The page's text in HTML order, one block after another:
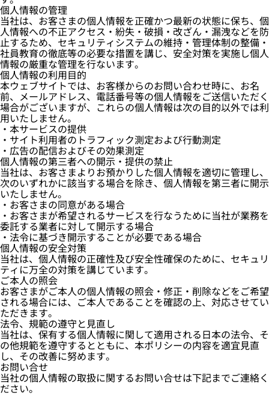
個人情報の管理
当社は、お客さまの個人情報を正確かつ最新の状態に保ち、個
人情報への不正アクセス・紛失・破損・改ざん・漏洩などを防
止するため、セキュリティシステムの維持・管理体制の整備・
社員教育の徹底等の必要な措置を講じ、安全対策を実施し個人
情報の厳重な管理を行ないます。
個人情報の利用目的
本ウェブサイトでは、お客様からのお問い合わせ時に、お名
前、メールアドレス、電話番号等の個人情報をご送信いただく
場合がございますが、これらの個人情報は次の目的以外では利
用いたしません。
・本サービスの提供
・サイト利用者のトラフィック測定および行動測定
・広告の配信およびその効果測定
個人情報の第三者への開示・提供の禁止
当社は、お客さまよりお預かりした個人情報を適切に管理し、
次のいずれかに該当する場合を除き、個人情報を第三者に開示
いたしません。
・お客さまの同意がある場合
・お客さまが希望されるサービスを行なうために当社が業務を
委託する業者に対して開示する場合
・法令に基づき開示することが必要である場合
個人情報の安全対策
当社は、個人情報の正確性及び安全性確保のために、セキュリ
ティに万全の対策を講じています。
ご本人の照会
お客さまがご本人の個人情報の照会・修正・削除などをご希望
される場合には、ご本人であることを確認の上、対応させてい
ただきます。
法令、規範の遵守と見直し
当社は、保有する個人情報に関して適用される日本の法令、そ
の他規範を遵守するとともに、本ポリシーの内容を適宜見直
し、その改善に努めます。
お問い合せ
当社の個人情報の取扱に関するお問い合せは下記までご連絡く
ださい。